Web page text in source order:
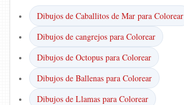
Dibujos de Caballitos de Mar para Colorear
Dibujos de cangrejos para Colorear
Dibujos de Octopus para Colorear
Dibujos de Ballenas para Colorear
Dibujos de Llamas para Colorear